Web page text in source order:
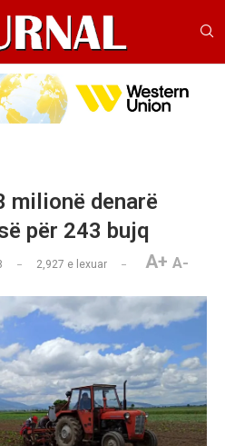
milionë denarë
për 243 bujq
2,927 e lexuar A+ A-